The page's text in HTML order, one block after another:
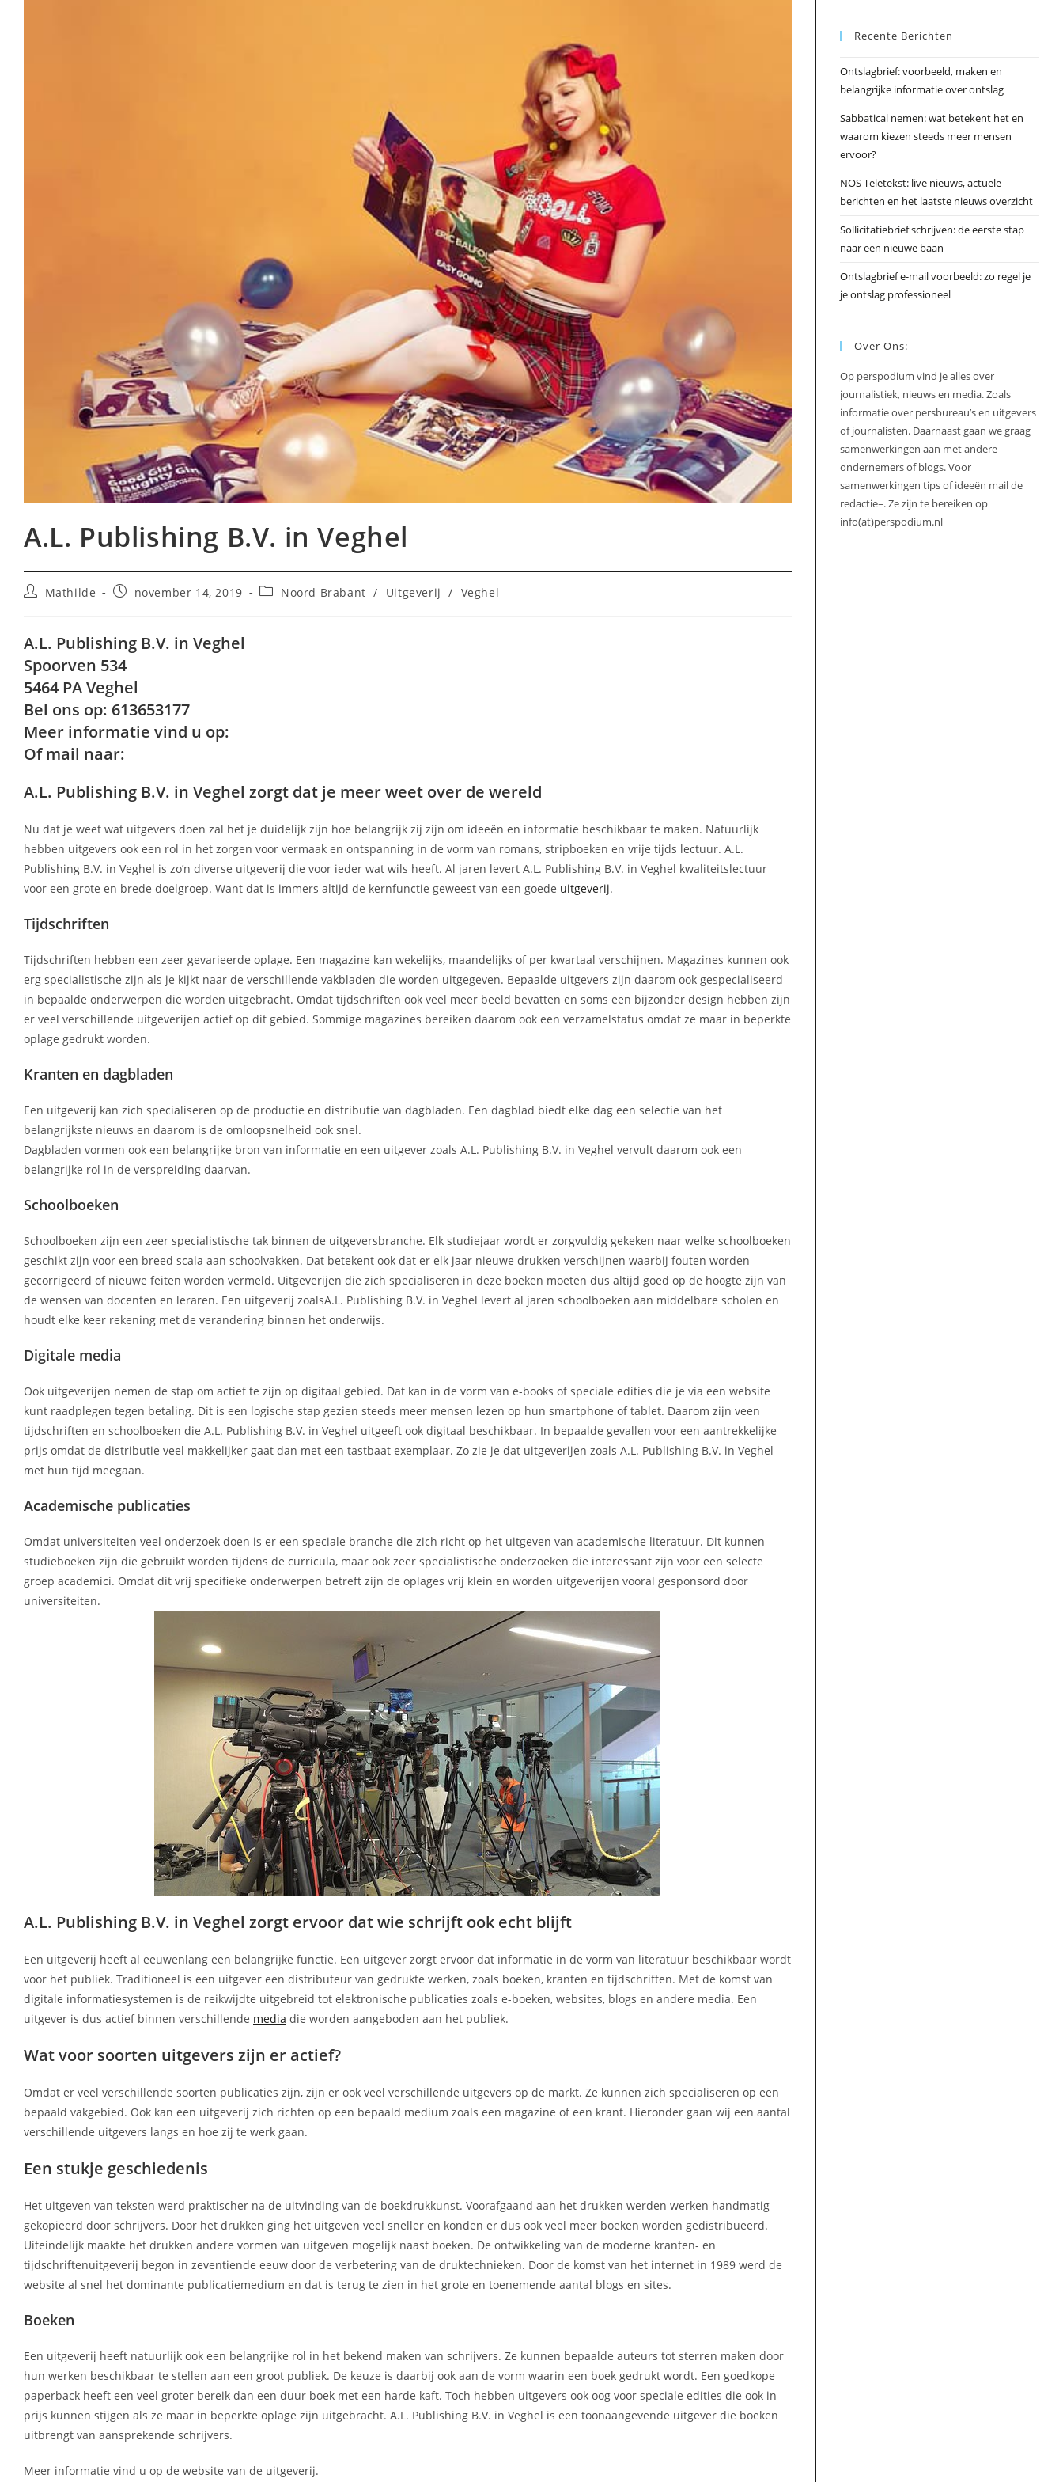
A.L. Publishing B.V. in Veghel
BerichtMathilde
Berichtnovember 14, 2019 Berichtcategorie:
Noord Brabant / Uitgeverij / Veghel
A.L. Publishing B.V. in Veghel
Spoorven 534
5464 PA Veghel
Bel ons op: 613653177
Meer informatie vind u op:
Of mail naar:
A.L. Publishing B.V. in Veghel zorgt dat je meer weet over de wereld
Nu dat je weet wat uitgevers doen zal het je duidelijk zijn hoe belangrijk zij zijn om ideeën en informatie beschikbaar te maken. Natuurlijk
hebben uitgevers ook een rol in het zorgen voor vermaak en ontspanning in de vorm van romans, stripboeken en vrije tijds lectuur. A.L.
Publishing B.V. in Veghel is zo’n diverse uitgeverij die voor ieder wat wils heeft. Al jaren levert A.L. Publishing B.V. in Veghel kwaliteitslectuur
voor een grote en brede doelgroep. Want dat is immers altijd de kernfunctie geweest van een goede uitgeverij.
Tijdschriften
Tijdschriften hebben een zeer gevarieerde oplage. Een magazine kan wekelijks, maandelijks of per kwartaal verschijnen. Magazines kunnen ook
erg specialistische zijn als je kijkt naar de verschillende vakbladen die worden uitgegeven. Bepaalde uitgevers zijn daarom ook gespecialiseerd
in bepaalde onderwerpen die worden uitgebracht. Omdat tijdschriften ook veel meer beeld bevatten en soms een bijzonder design hebben zijn
er veel verschillende uitgeverijen actief op dit gebied. Sommige magazines bereiken daarom ook een verzamelstatus omdat ze maar in beperkte
oplage gedrukt worden.
Kranten en dagbladen
Een uitgeverij kan zich specialiseren op de productie en distributie van dagbladen. Een dagblad biedt elke dag een selectie van het
belangrijkste nieuws en daarom is de omloopsnelheid ook snel.
Dagbladen vormen ook een belangrijke bron van informatie en een uitgever zoals A.L. Publishing B.V. in Veghel vervult daarom ook een
belangrijke rol in de verspreiding daarvan.
Schoolboeken
Schoolboeken zijn een zeer specialistische tak binnen de uitgeversbranche. Elk studiejaar wordt er zorgvuldig gekeken naar welke schoolboeken
geschikt zijn voor een breed scala aan schoolvakken. Dat betekent ook dat er elk jaar nieuwe drukken verschijnen waarbij fouten worden
gecorrigeerd of nieuwe feiten worden vermeld. Uitgeverijen die zich specialiseren in deze boeken moeten dus altijd goed op de hoogte zijn van
de wensen van docenten en leraren. Een uitgeverij zoalsA.L. Publishing B.V. in Veghel levert al jaren schoolboeken aan middelbare scholen en
houdt elke keer rekening met de verandering binnen het onderwijs.
Digitale media
Ook uitgeverijen nemen de stap om actief te zijn op digitaal gebied. Dat kan in de vorm van e-books of speciale edities die je via een website
kunt raadplegen tegen betaling. Dit is een logische stap gezien steeds meer mensen lezen op hun smartphone of tablet. Daarom zijn veen
tijdschriften en schoolboeken die A.L. Publishing B.V. in Veghel uitgeeft ook digitaal beschikbaar. In bepaalde gevallen voor een aantrekkelijke
prijs omdat de distributie veel makkelijker gaat dan met een tastbaat exemplaar. Zo zie je dat uitgeverijen zoals A.L. Publishing B.V. in Veghel
met hun tijd meegaan.
Academische publicaties
Omdat universiteiten veel onderzoek doen is er een speciale branche die zich richt op het uitgeven van academische literatuur. Dit kunnen
studieboeken zijn die gebruikt worden tijdens de curricula, maar ook zeer specialistische onderzoeken die interessant zijn voor een selecte
groep academici. Omdat dit vrij specifieke onderwerpen betreft zijn de oplages vrij klein en worden uitgeverijen vooral gesponsord door
universiteiten.
A.L. Publishing B.V. in Veghel zorgt ervoor dat wie schrijft ook echt blijft
Een uitgeverij heeft al eeuwenlang een belangrijke functie. Een uitgever zorgt ervoor dat informatie in de vorm van literatuur beschikbaar wordt
voor het publiek. Traditioneel is een uitgever een distributeur van gedrukte werken, zoals boeken, kranten en tijdschriften. Met de komst van
digitale informatiesystemen is de reikwijdte uitgebreid tot elektronische publicaties zoals e-boeken, websites, blogs en andere media. Een
uitgever is dus actief binnen verschillende media die worden aangeboden aan het publiek.
Wat voor soorten uitgevers zijn er actief?
Omdat er veel verschillende soorten publicaties zijn, zijn er ook veel verschillende uitgevers op de markt. Ze kunnen zich specialiseren op een
bepaald vakgebied. Ook kan een uitgeverij zich richten op een bepaald medium zoals een magazine of een krant. Hieronder gaan wij een aantal
verschillende uitgevers langs en hoe zij te werk gaan.
Een stukje geschiedenis
Het uitgeven van teksten werd praktischer na de uitvinding van de boekdrukkunst. Voorafgaand aan het drukken werden werken handmatig
gekopieerd door schrijvers. Door het drukken ging het uitgeven veel sneller en konden er dus ook veel meer boeken worden gedistribueerd.
Uiteindelijk maakte het drukken andere vormen van uitgeven mogelijk naast boeken. De ontwikkeling van de moderne kranten- en
tijdschriftenuitgeverij begon in zeventiende eeuw door de verbetering van de druktechnieken. Door de komst van het internet in 1989 werd de
website al snel het dominante publicatiemedium en dat is terug te zien in het grote en toenemende aantal blogs en sites.
Boeken
Een uitgeverij heeft natuurlijk ook een belangrijke rol in het bekend maken van schrijvers. Ze kunnen bepaalde auteurs tot sterren maken door
hun werken beschikbaar te stellen aan een groot publiek. De keuze is daarbij ook aan de vorm waarin een boek gedrukt wordt. Een goedkope
paperback heeft een veel groter bereik dan een duur boek met een harde kaft. Toch hebben uitgevers ook oog voor speciale edities die ook in
prijs kunnen stijgen als ze maar in beperkte oplage zijn uitgebracht. A.L. Publishing B.V. in Veghel is een toonaangevende uitgever die boeken
uitbrengt van aansprekende schrijvers.
Meer informatie vind u op de website van de uitgeverij.
Recente Berichten
Ontslagbrief: voorbeeld, maken en
belangrijke informatie over ontslag
Sabbatical nemen: wat betekent het en
waarom kiezen steeds meer mensen
ervoor?
NOS Teletekst: live nieuws, actuele
berichten en het laatste nieuws overzicht
Sollicitatiebrief schrijven: de eerste stap
naar een nieuwe baan
Ontslagbrief e-mail voorbeeld: zo regel je
je ontslag professioneel
Over Ons:
Op perspodium vind je alles over
journalistiek, nieuws en media. Zoals
informatie over persbureau’s en uitgevers
of journalisten. Daarnaast gaan we graag
samenwerkingen aan met andere
ondernemers of blogs. Voor
samenwerkingen tips of ideeën mail de
redactie=. Ze zijn te bereiken op
info(at)perspodium.nl